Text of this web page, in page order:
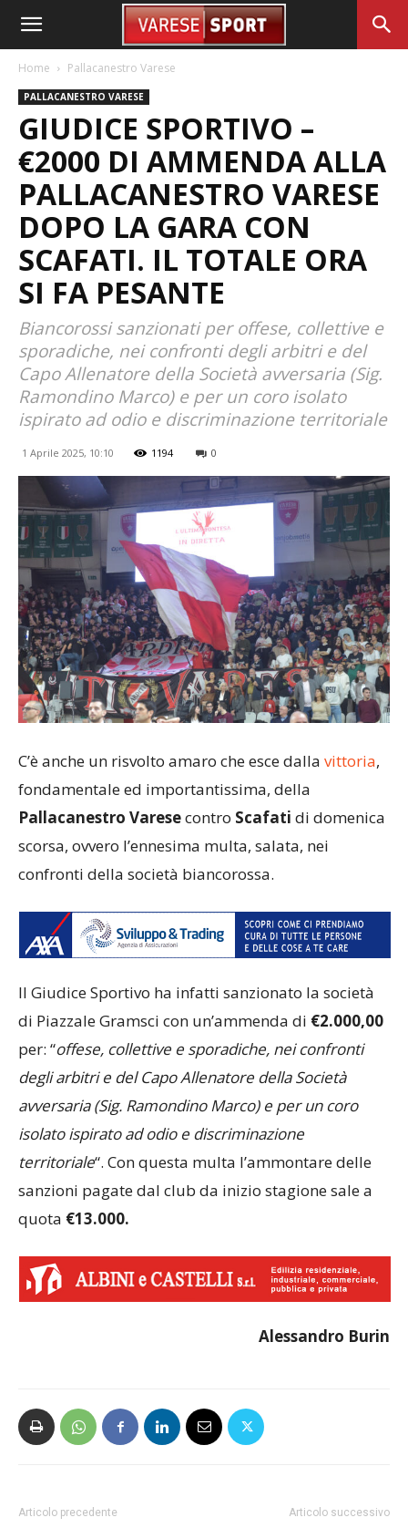
Home Pallacanestro Varese
PALLACANESTRO VARESE
GIUDICE SPORTIVO –
€2000 DI AMMENDA ALLA
PALLACANESTRO VARESE
DOPO LA GARA CON
SCAFATI. IL TOTALE ORA
SI FA PESANTE
Biancorossi sanzionati per offese, collettive e
sporadiche, nei confronti degli arbitri e del
Capo Allenatore della Società avversaria (Sig.
Ramondino Marco) e per un coro isolato
ispirato ad odio e discriminazione territoriale
1 Aprile 2025, 10:10 1194 0
C’è anche un risvolto amaro che esce dalla vittoria,
fondamentale ed importantissima, della
Pallacanestro Varesecontro Scafati di domenica
scorsa, ovvero l’ennesima multa, salata, nei
confronti della società biancorossa.
Il Giudice Sportivo ha infatti sanzionato la società
di Piazzale Gramsci con un’ammenda di €2.000,00
per: “offese, collettive e sporadiche, nei confronti
degli arbitri e del Capo Allenatore della Società
avversaria (Sig. Ramondino Marco) e per un coro
isolato ispirato ad odio e discriminazione
territoriale“. Con questa multa l’ammontare delle
sanzioni pagate dal club da inizio stagione sale a
quota €13.000.
Alessandro Burin
Articolo precedente Articolo successivo